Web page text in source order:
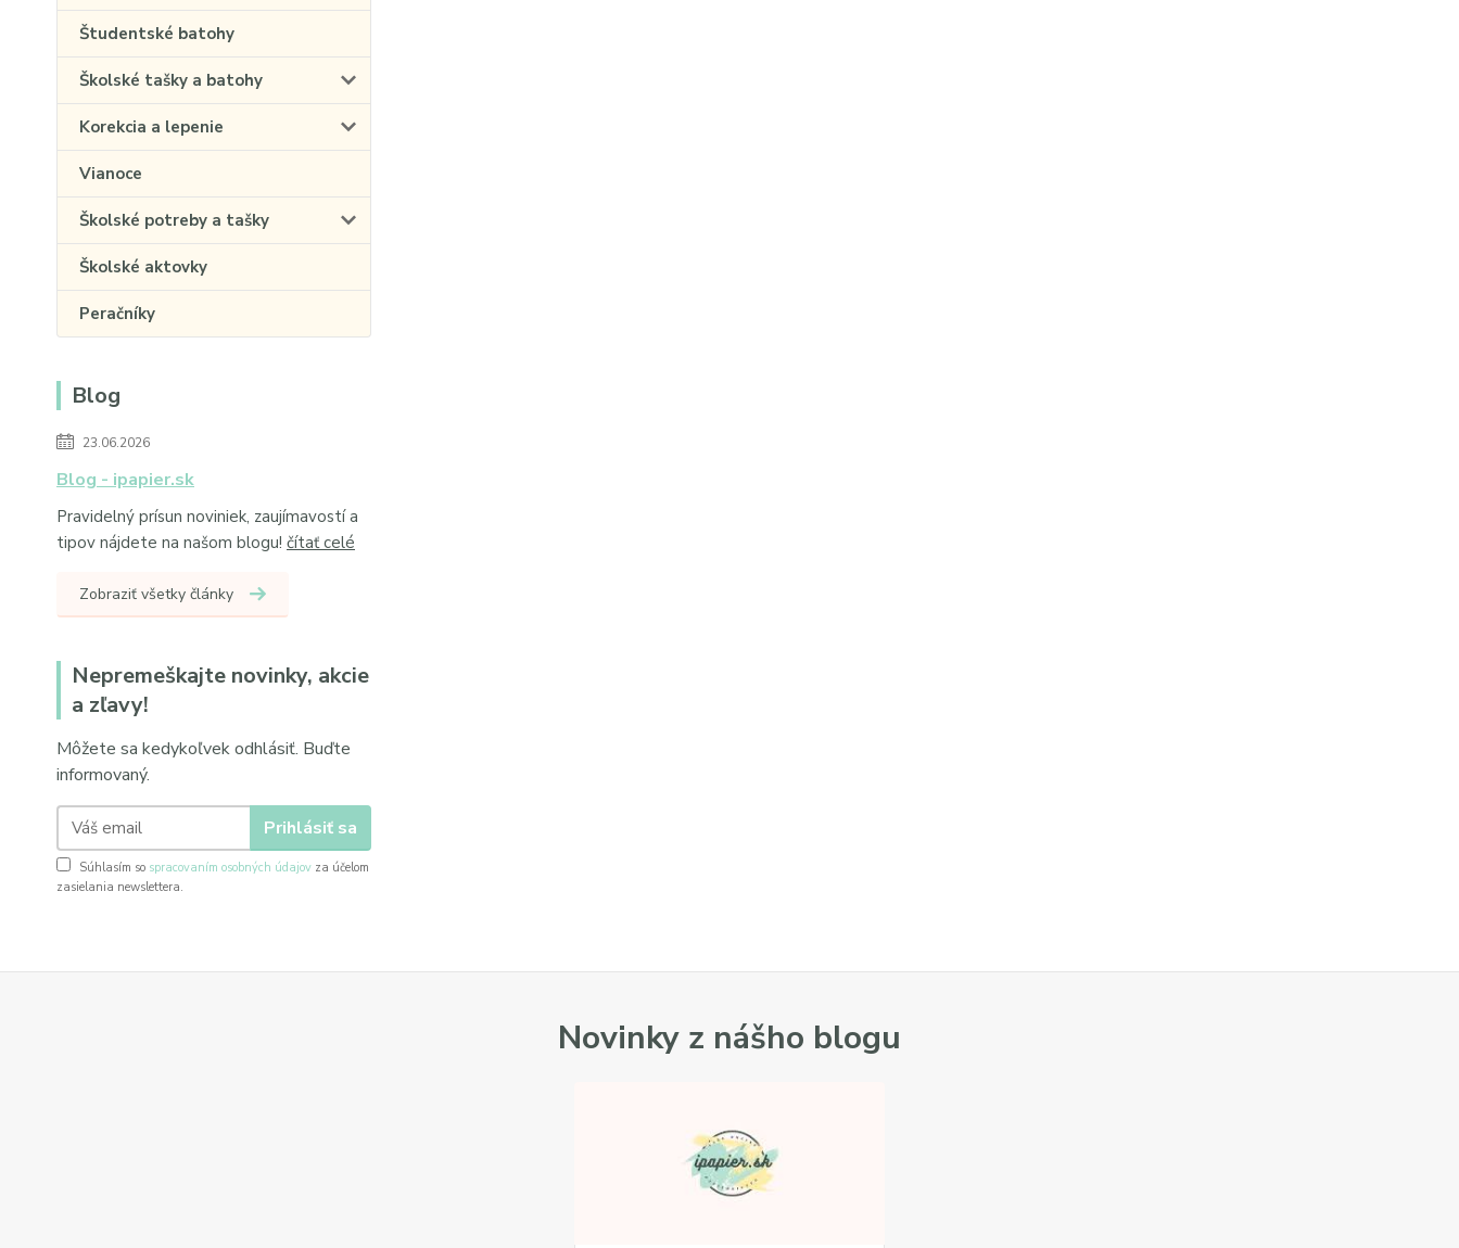
Študentské batohy
Školské tašky a batohy
Korekcia a lepenie
Vianoce
Školské potreby a tašky
Školské aktovky
Peračníky
Blog
23.06.2026
Blog - ipapier.sk
Pravidelný prísun noviniek, zaujímavostí a
tipov nájdete na našom blogu! čítať celé
Zobraziť všetky články
Nepremeškajte novinky, akcie
a zľavy!
Môžete sa kedykoľvek odhlásiť. Buďte
informovaný.
Prihlásiť sa
Súhlasím so spracovaním osobných údajov za účelom
zasielania newslettera.
Novinky z nášho blogu